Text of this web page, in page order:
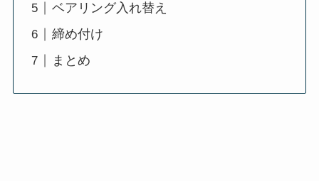
ベアリング入れ替え
締め付け
まとめ